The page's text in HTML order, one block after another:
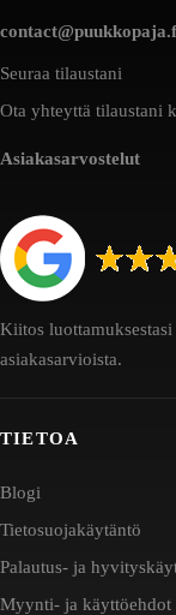
Seuraa tilaustani
Ota yhteyttä tilaustani
Asiakasarvostelut
Kiitos
asiakasarvioista.
TIETOA
Blogi
Tietosuojakäytäntö
Palautus- ja
Myynti- ja käyttöehdot